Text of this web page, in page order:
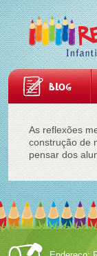
BLOG
As reflexões
construção de
pensar dos